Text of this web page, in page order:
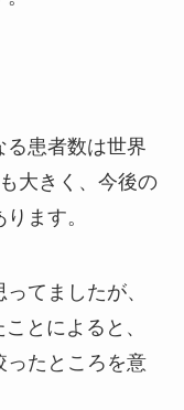
る患者数は世界
大きく、今後の
ます。
てましたが、
とによると、
ったところを意